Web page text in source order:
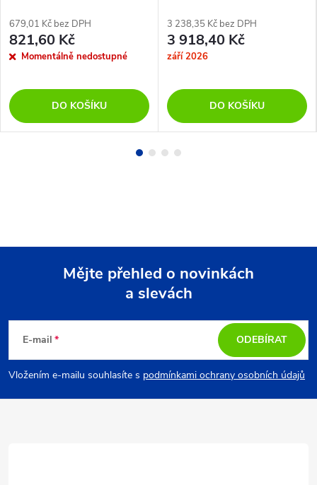
679,01 Kč bez DPH
821,60 Kč
Momentálně nedostupné
DO KOŠÍKU
3 238,35 Kč bez DPH
3 918,40 Kč
září 2026
DO KOŠÍKU
p
a
Mějte přehled o novinkách
a slevách
E-mail
Vložením e-mailu souhlasíte s podmínkami ochrany osobních údajů
ODEBÍRAT